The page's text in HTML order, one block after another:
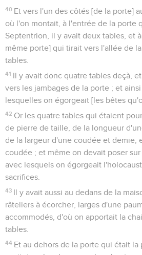
40 Et vers l'un des côtés [de la porte]
où l'on montait, à l'entrée de la porte
Septentrion, il y avait deux tables, et
même porte] qui tirait vers l'allée de
tables.
41 Il y avait donc quatre tables deçà,
vers les jambages de la porte ; et
lesquelles on égorgeait [les bêtes
42 Or les quatre tables qui étaient
de pierre de taille, de la longueur
de la largeur d'une coudée et demie,
coudée ; et même on devait poser
avec lesquels on égorgeait
sacrifices.
43 Il y avait aussi au dedans de la
râteliers à écorcher, larges d'une
accommodés, d'où on apportait la
tables.
44 Et au dehors de la porte qui était